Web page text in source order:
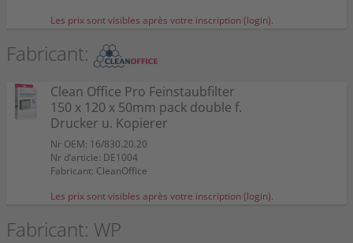
Convient à:
B 412 DN
Convient à:
B 412 DN
Les prix sont visibles après votre inscription (login).
Convient à:
B 412 DN
Fabricant:
Clean Office Pro Feinstaubfilter
150 x 120 x 50mm pack double f.
Drucker u. Kopierer
Nr OEM: 16/830.20.20
Nr d’article: DE1004
Fabricant: CleanOffice
Les prix sont visibles après votre inscription (login).
double f. Drucker u. Kopierer
Convient à:
Fabricant: WP
45807106
Convient à:
Capacité:
≃ 4 x 7.700 pages A4 +/- 5%
Couleur:
Capacité: